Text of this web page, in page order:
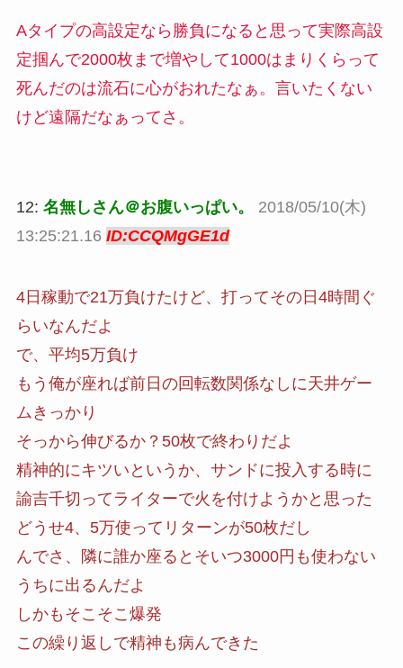
Aタイプの高設定なら勝負になると思って実際高設
定掴んで2000枚まで増やして1000はまりくらって
死んだのは流石に心がおれたなぁ。言いたくない
けど遠隔だなぁってさ。
12: 名無しさん＠お腹いっぱい。
2018/05/10(木)
13:25:21.16 ID:CCQMgGE1d
4日稼動で21万負けたけど、打ってその日4時間ぐ
らいなんだよ
で、平均5万負け
もう俺が座れば前日の回転数関係なしに天井ゲー
ムきっかり
そっから伸びるか？50枚で終わりだよ
精神的にキツいというか、サンドに投入する時に
諭吉千切ってライターで火を付けようかと思った
どうせ4、5万使ってリターンが50枚だし
んでさ、隣に誰か座るとそいつ3000円も使わない
うちに出るんだよ
しかもそこそこ爆発
この繰り返しで精神も病んできた